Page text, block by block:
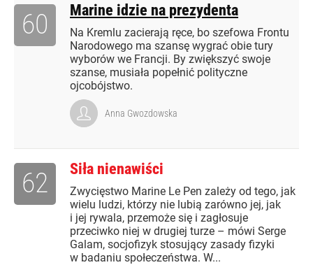
Marine idzie na prezydenta
Na Kremlu zacierają ręce, bo szefowa Frontu
Narodowego ma szansę wygrać obie tury
wyborów we Francji. By zwiększyć swoje
szanse, musiała popełnić polityczne
ojcobójstwo.
60
Anna Gwozdowska
Siła nienawiści
Zwycięstwo Marine Le Pen zależy od tego, jak
wielu ludzi, którzy nie lubią zarówno jej, jak
i jej rywala, przemoże się i zagłosuje
przeciwko niej w drugiej turze – mówi Serge
Galam, socjofizyk stosujący zasady fizyki
w badaniu społeczeństwa. W...
62